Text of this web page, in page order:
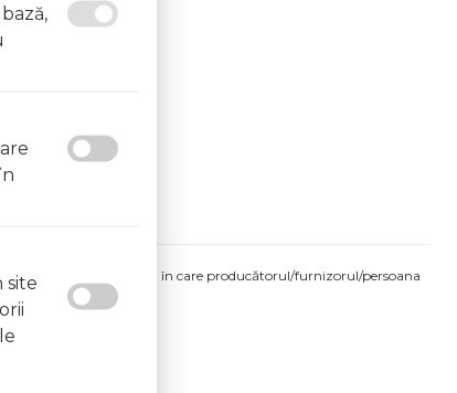
comandat pot fi acelea în care producătorul/furnizorul/persoana
produsului fizic.
site